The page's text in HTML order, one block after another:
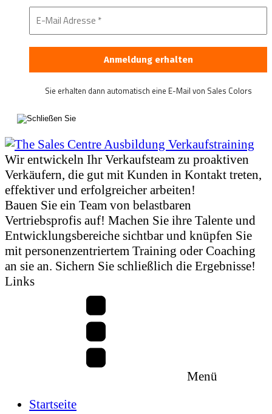
Sie erhalten dann automatisch eine E-Mail von Sales Colors
Wir entwickeln Ihr Verkaufsteam zu proaktiven
Verkäufern, die gut mit Kunden in Kontakt treten,
effektiver und erfolgreicher arbeiten!
Bauen Sie ein Team von belastbaren
Vertriebsprofis auf! Machen Sie ihre Talente und
Entwicklungsbereiche sichtbar und knüpfen Sie
mit personenzentriertem Training oder Coaching
an sie an. Sichern Sie schließlich die Ergebnisse!
Links
Menü
Startseite